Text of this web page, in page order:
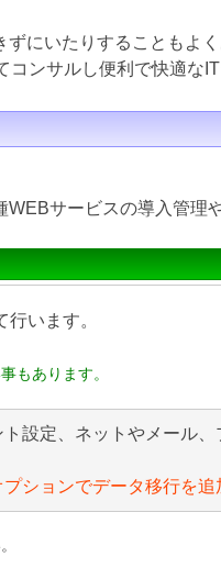
にいたりすることもよく
ンサルし便利で快適な
サービスの導入管理
います。
もあります。
設定、ネットやメール
プションでデータ移行を